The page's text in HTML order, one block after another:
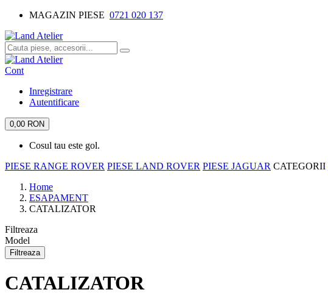
MAGAZIN PIESE 0721 020 137
Cont
Inregistrare
Autentificare
0,00 RON
Cosul tau este gol.
PIESE RANGE ROVER PIESE LAND ROVER PIESE JAGUAR CATEGORII
Home
ESAPAMENT
CATALIZATOR
Filtreaza
Model
Filtreaza
CATALIZATOR